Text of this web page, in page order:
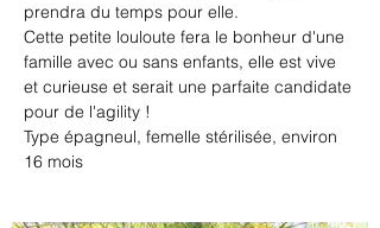
prendra du temps pour elle.
Cette petite louloute fera le bonheur d'une
famille avec ou sans enfants, elle est vive
et curieuse et serait une parfaite candidate
pour de l'agility !
Type épagneul, femelle stérilisée, environ
16 mois